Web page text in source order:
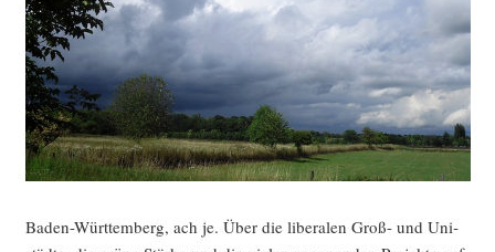
tags­
wahl
in
Baden-
Würt­
tem­
berg
Baden-Würt­tem­berg, ach je. Über die libe­ra­len Groß- und Uni­